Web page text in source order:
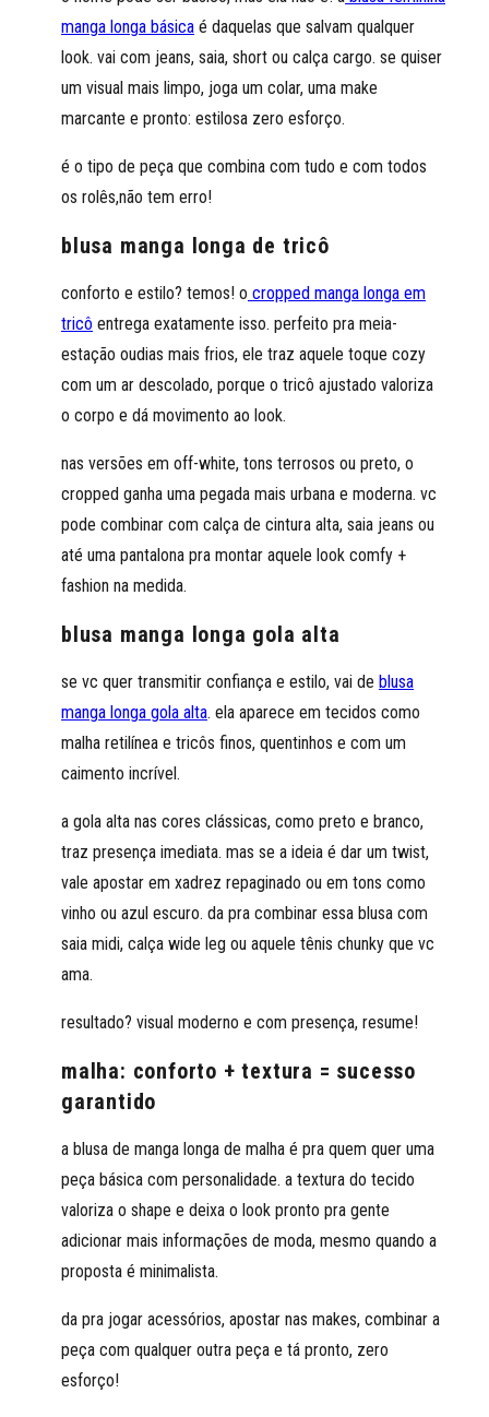
manga longa básica é daquelas que salvam qualquer
look. vai com jeans, saia, short ou calça cargo. se quiser
um visual mais limpo, joga um colar, uma make
marcante e pronto: estilosa zero esforço.
é o tipo de peça que combina com tudo e com todos
os rolês,não tem erro!
blusa manga longa de tricô
conforto e estilo? temos! o cropped manga longa em
tricô entrega exatamente isso. perfeito pra meia-
estação oudias mais frios, ele traz aquele toque cozy
com um ar descolado, porque o tricô ajustado valoriza
o corpo e dá movimento ao look.
nas versões em off-white, tons terrosos ou preto, o
cropped ganha uma pegada mais urbana e moderna. vc
pode combinar com calça de cintura alta, saia jeans ou
até uma pantalona pra montar aquele look comfy +
fashion na medida.
blusa manga longa gola alta
se vc quer transmitir confiança e estilo, vai de blusa
manga longa gola alta. ela aparece em tecidos como
malha retilínea e tricôs finos, quentinhos e com um
caimento incrível.
a gola alta nas cores clássicas, como preto e branco,
traz presença imediata. mas se a ideia é dar um twist,
vale apostar em xadrez repaginado ou em tons como
vinho ou azul escuro. da pra combinar essa blusa com
saia midi, calça wide leg ou aquele tênis chunky que vc
ama.
resultado? visual moderno e com presença, resume!
malha: conforto + textura = sucesso
garantido
a blusa de manga longa de malha é pra quem quer uma
peça básica com personalidade. a textura do tecido
valoriza o shape e deixa o look pronto pra gente
adicionar mais informações de moda, mesmo quando a
proposta é minimalista.
da pra jogar acessórios, apostar nas makes, combinar a
peça com qualquer outra peça e tá pronto, zero
esforço!